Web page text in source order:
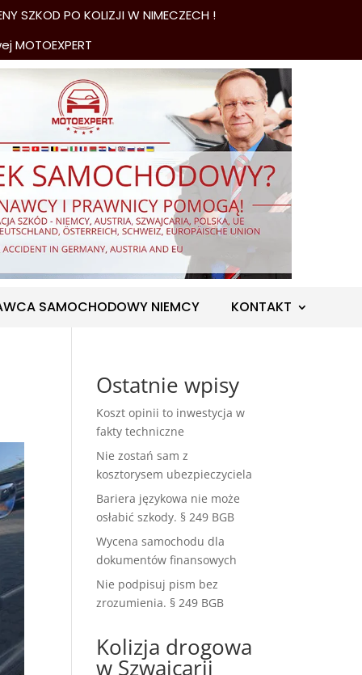
PO KOLIZJI W NIMECZECH !
SAMOCHODOWY NIEMCY KONTAKT
Ostatnie wpisy
Koszt opinii to inwestycja w
fakty techniczne
Nie zostań sam z
kosztorysem ubezpieczyciela
Bariera językowa nie może
osłabić szkody. § 249 BGB
Wycena samochodu dla
dokumentów finansowych
Nie podpisuj pism bez
zrozumienia. § 249 BGB
Kolizja drogowa
w Szwajcarii